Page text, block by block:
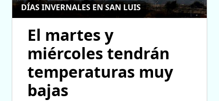
DÍAS INVERNALES EN SAN LUIS
El martes y
miércoles tendrán
temperaturas muy
bajas